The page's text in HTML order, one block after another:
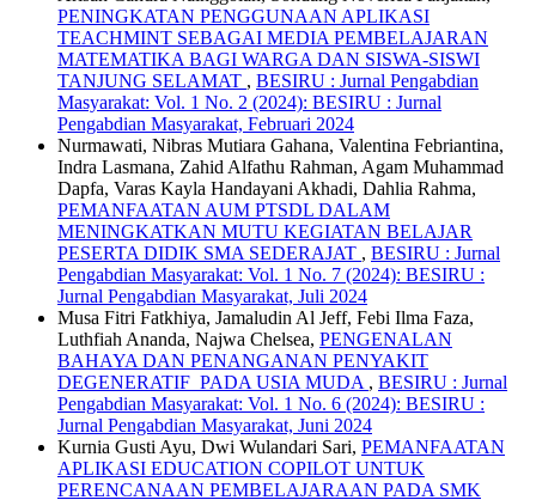
PENINGKATAN PENGGUNAAN APLIKASI
TEACHMINT SEBAGAI MEDIA PEMBELAJARAN
MATEMATIKA BAGI WARGA DAN SISWA-SISWI
TANJUNG SELAMAT , BESIRU : Jurnal Pengabdian
Masyarakat: Vol. 1 No. 2 (2024): BESIRU : Jurnal
Pengabdian Masyarakat, Februari 2024
Nurmawati, Nibras Mutiara Gahana, Valentina Febriantina,
Indra Lasmana, Zahid Alfathu Rahman, Agam Muhammad
Dapfa, Varas Kayla Handayani Akhadi, Dahlia Rahma,
PEMANFAATAN AUM PTSDL DALAM
MENINGKATKAN MUTU KEGIATAN BELAJAR
PESERTA DIDIK SMA SEDERAJAT , BESIRU : Jurnal
Pengabdian Masyarakat: Vol. 1 No. 7 (2024): BESIRU :
Jurnal Pengabdian Masyarakat, Juli 2024
Musa Fitri Fatkhiya, Jamaludin Al Jeff, Febi Ilma Faza,
Luthfiah Ananda, Najwa Chelsea, PENGENALAN
BAHAYA DAN PENANGANAN PENYAKIT
DEGENERATIF PADA USIA MUDA , BESIRU : Jurnal
Pengabdian Masyarakat: Vol. 1 No. 6 (2024): BESIRU :
Jurnal Pengabdian Masyarakat, Juni 2024
Kurnia Gusti Ayu, Dwi Wulandari Sari, PEMANFAATAN
APLIKASI EDUCATION COPILOT UNTUK
PERENCANAAN PEMBELAJARAAN PADA SMK